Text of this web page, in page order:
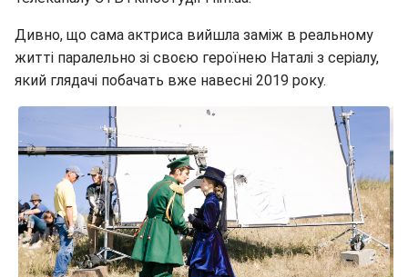
Дивно, що сама актриса вийшла заміж в реальному
житті паралельно зі своєю героїнею Наталі з серіалу,
який глядачі побачать вже навесні 2019 року.